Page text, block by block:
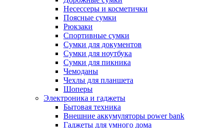
Несессеры и косметички
Поясные сумки
Рюкзаки
Спортивные сумки
Сумки для документов
Сумки для ноутбука
Сумки для пикника
Чемоданы
Чехлы для планшета
Шоперы
Электроника и гаджеты
Бытовая техника
Внешние аккумуляторы power bank
Гаджеты для умного дома